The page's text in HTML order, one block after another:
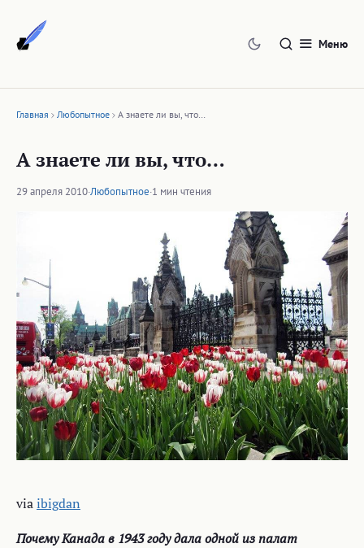
содержимому
Меню
Главная Любопытное А знаете ли вы, что…
А знаете ли вы, что…
29 апреля 2010·Любопытное·1 мин чтения
viaibigdan
Почему Канада в 1943 году дала одной из палат